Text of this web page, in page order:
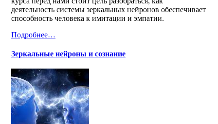
деятельность системы зеркальных нейронов обеспечивает
способность человека к имитации и эмпатии.
Подробнее…
Зеркальные нейроны и сознание